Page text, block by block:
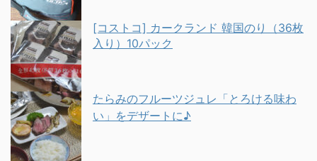
[コストコ] カークランド 韓国のり（36枚
入り）10パック
たらみのフルーツジュレ「とろける味わ
い」をデザートに♪